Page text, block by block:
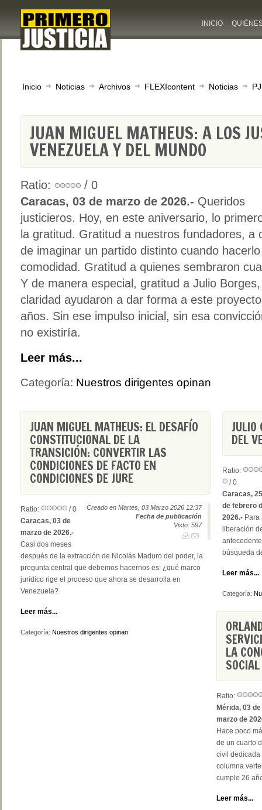
INICIO
Inicio Noticias Archivos FLEXIcontent Noticias
JUAN MIGUEL MATHEUS: A LOS
VENEZUELA Y DEL MUNDO
Ratio:
/ 0
Caracas, 03 de marzo de 2026.- Queridos
justicieros. Hoy, en este aniversario, lo
la gratitud. Gratitud a nuestros fundadores, a
de imaginar un partido distinto cuando
comodidad. Gratitud a quienes sembraron
Y de manera especial, gratitud a Julio
claridad ayudaron a dar forma a este
años. Sin ese impulso inicial, sin esa
no existiría.
Leer más...
Categoría: Nuestros dirigentes opinan
JUAN MIGUEL MATHEUS: EL DESAFÍO
CONSTITUCIONAL DE LA
TRANSICIÓN: CONVERTIR LAS
CONDICIONES DE FACTO EN
CONDICIONES DE JURE
Creado en Martes, 03 Marzo 2026 12:37
Fecha de publicación
Visto: 597
Ratio:
/ 0
Caracas, 03 de
marzo de 2026.-
Casi dos meses
después de la extracción de Nicolás Maduro del poder, la
pregunta central que debemos hacernos es: ¿qué marco
jurídico rige el proceso que ahora se desarrolla en
Venezuela?
Leer más...
Categoría: Nuestros dirigentes opinan
JULIO
DEL
Ratio:
/ 0
Caracas, 25
de febrero
2026.-
liberación
búsqueda
Leer más...
Categoría:
LA
SOCIAL
Ratio:
Mérida, 03 de
marzo de
Hace poco
de un cuarto
civil dedicada
columna
cumple 26
Leer más...